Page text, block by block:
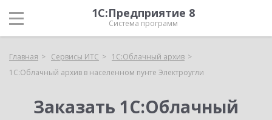
1С:Предприятие 8
Система программ
Главная Сервисы ИТС
1С:Облачный архив
1С:Облачный архив в населенном пунте Электроугли
Заказать 1С:Облачный